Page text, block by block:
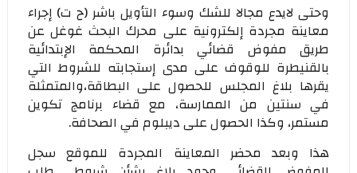
وحتى لايدع مجالا للشك وسوء التأويل باشر (ح ت) إجراء
معاينة مجردة إلكترونية على محرك البحث غوغل عن
طريق مفوض قضائي بدائرة المحكمة الإبتدائية
بالقنيطرة للوقوف على مدى إستجابته للشروط التي
يقرها بلاغ المجلس للحصول على البطاقة،والمتمثلة
في سنتين من الممارسة، مع قضاء برنامج تكوين
مستمر، وكذا الحصول على ديبلوم في الصحافة.
هذا وبعد محضر المعاينة المجردة للموقع سجل